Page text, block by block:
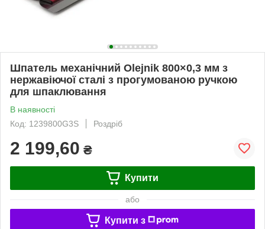
Шпатель механічний Olejnik 800×0,3 мм з
нержавіючої сталі з прогумованою ручкою
для шпаклювання
В наявності
Код: 1239800G3S
Роздріб
2 199,60 ₴
Купити
або
Купити з